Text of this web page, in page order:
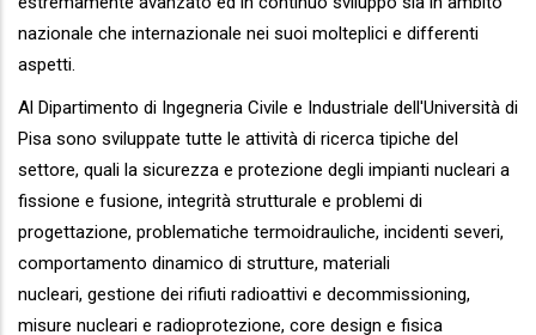
nazionale che internazionale nei suoi molteplici e differenti
aspetti.
Al Dipartimento di Ingegneria Civile e Industriale dell'Università di
Pisa sono sviluppate tutte le attività di ricerca tipiche del
settore, quali la sicurezza e protezione degli impianti nucleari a
fissione e fusione, integrità strutturale e problemi di
progettazione, problematiche termoidrauliche, incidenti severi,
comportamento dinamico di strutture, materiali
nucleari, gestione dei rifiuti radioattivi e decommissioning,
misure nucleari e radioprotezione, core design e fisica